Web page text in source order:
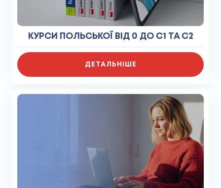
КУРСИ ПОЛЬСЬКОЇ ВІД 0 ДО С1 ТА С2
ДЕТАЛЬНІШЕ